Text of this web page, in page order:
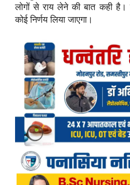
लोगों से राय लेने की बात कही है।
कोई निर्णय लिया जाएगा।